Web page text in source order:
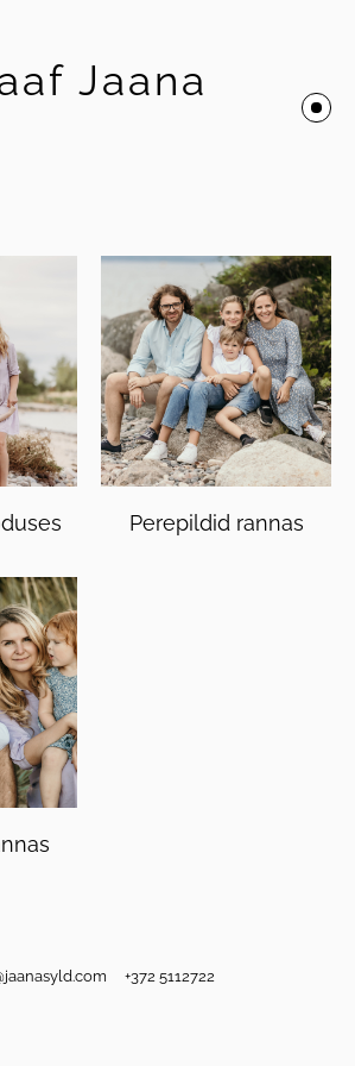
Jaana
Perepildid rannas
+372 5112722